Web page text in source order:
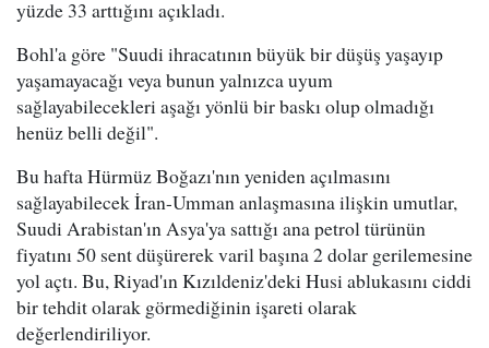
yüzde 33 arttığını açıkladı.
Bohl'a göre "Suudi ihracatının büyük bir düşüş yaşayıp
yaşamayacağı veya bunun yalnızca uyum
sağlayabilecekleri aşağı yönlü bir baskı olup olmadığı
henüz belli değil".
Bu hafta Hürmüz Boğazı'nın yeniden açılmasını
sağlayabilecek İran-Umman anlaşmasına ilişkin umutlar,
Suudi Arabistan'ın Asya'ya sattığı ana petrol türünün
fiyatını 50 sent düşürerek varil başına 2 dolar gerilemesine
yol açtı. Bu, Riyad'ın Kızıldeniz'deki Husi ablukasını ciddi
bir tehdit olarak görmediğinin işareti olarak
değerlendiriliyor.